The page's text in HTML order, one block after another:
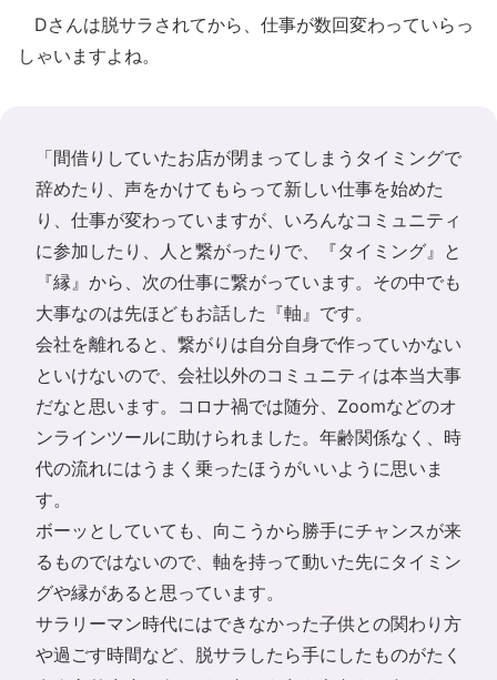
Dさんは脱サラされてから、仕事が数回変わっていらっ
しゃいますよね。
「間借りしていたお店が閉まってしまうタイミングで
辞めたり、声をかけてもらって新しい仕事を始めた
り、仕事が変わっていますが、いろんなコミュニティ
に参加したり、人と繋がったりで、『タイミング』と
『縁』から、次の仕事に繋がっています。その中でも
大事なのは先ほどもお話した『軸』です。
会社を離れると、繋がりは自分自身で作っていかない
といけないので、会社以外のコミュニティは本当大事
だなと思います。コロナ禍では随分、Zoomなどのオ
ンラインツールに助けられました。年齢関係なく、時
代の流れにはうまく乗ったほうがいいように思いま
す。
ボーッとしていても、向こうから勝手にチャンスが来
るものではないので、軸を持って動いた先にタイミン
グや縁があると思っています。
サラリーマン時代にはできなかった子供との関わり方
や過ごす時間など、脱サラしたら手にしたものがたく